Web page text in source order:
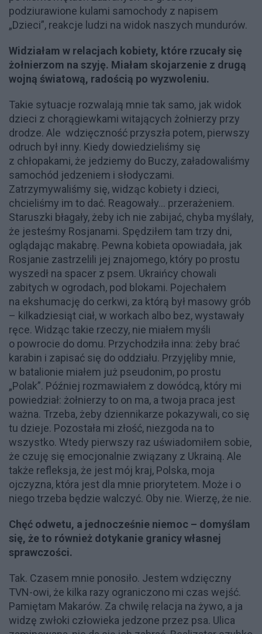
podziurawione kulami samochody z napisem
„Dzieci”, reakcje ludzi na widok naszych mundurów.
Widziałam w relacjach kobiety, które rzucały się
żołnierzom na szyję. Miałam skojarzenie z drugą
wojną światową, radością po wyzwoleniu.
Takie sytuacje rozwalają mnie tak samo, jak widok
dzieci z chorągiewkami witających żołnierzy przy
drodze. Ale wdzięczność przyszła potem, pierwszy
odruch był inny. Kiedy dowiedzieliśmy się
z chłopakami, że jedziemy do Buczy, załadowaliśmy
samochód jedzeniem i słodyczami.
Zatrzymywaliśmy się, widząc kobiety i dzieci,
chcieliśmy im to dać. Reagowały... przerażeniem.
Staruszki błagały, żeby ich nie zabijać, chyba myślały,
że jesteśmy Rosjanami. Spędziłem tam trzy dni,
oglądając makabrę. Pewna kobieta opowiadała, jak
Rosjanie zastrzelili jej znajomego, który po prostu
wyszedł na spacer z psem. Ukraińcy chowali
zabitych w ogrodach, pod blokami. Pojechałem
na ekshumację do cerkwi, za którą był masowy grób
– kilkadziesiąt ciał, w workach albo bez, wystawały
ręce. Widząc takie rzeczy, nie miałem myśli
o powrocie do domu. Przychodziła inna: żeby brać
karabin i zapisać się do oddziału. Przyjęliby mnie,
w batalionie miałem już pseudonim, po prostu
„Polak”. Później rozmawiałem z dowódcą, który mi
powiedział: żołnierzy to on ma, a twoja praca jest
ważna. Trzeba, żeby dziennikarze pokazywali, co się
tu dzieje. Pozostała mi złość, niezgoda na to
wszystko. Wtedy pierwszy raz uświadomiłem sobie,
że czuję się emocjonalnie związany z Ukrainą. Ale
także refleksja, że jest mój kraj, Polska, moja
ojczyzna, która jest dla mnie priorytetem. Może i o
niego trzeba będzie walczyć. Oby nie. Wierzę, że nie.
Chęć odwetu, a jednocześnie niemoc – domyślam
się, że to również dotykanie granicy własnej
sprawczości.
Tak. Czasem mnie ponosiło. Jestem wdzięczny
TVN-owi, że kilka razy ograniczono mi czas wejść.
Pamiętam Makarów. Za chwilę relacja na żywo, a ja
widzę zwłoki człowieka jedzone przez psa. Ulica